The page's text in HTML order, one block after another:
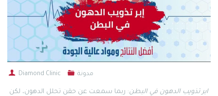
Diamond Clinic مدونة
ابر تذويب الدهون في البطن: ربما سمعت عن حقن تحلل الدهون، لكن